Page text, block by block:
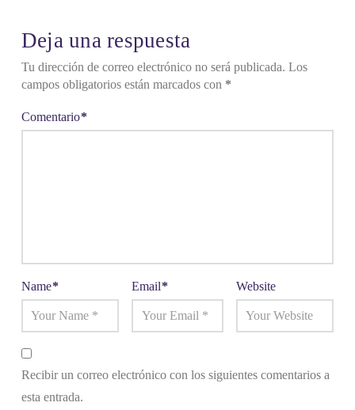
Deja una respuesta
Tu dirección de correo electrónico no será publicada. Los
campos obligatorios están marcados con *
Comentario*
Name* Email* Website
Recibir un correo electrónico con los siguientes comentarios a
esta entrada.